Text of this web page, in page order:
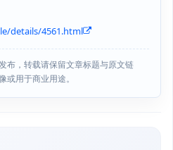
details/4561.html
布，转载请保留文章标题与原文链
或用于商业用途。